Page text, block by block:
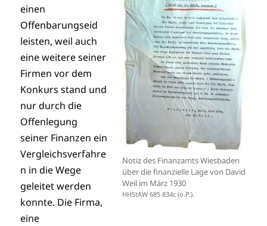
Notiz des Finanzamts Wiesbaden
über die finanzielle Lage von David
Weil im März 1930
HHStAW 685 834c (o.P.).
einen
Offenbarungseid
leisten, weil auch
eine weitere seiner
Firmen vor dem
Konkurs stand und
nur durch die
Offenlegung
seiner Finanzen ein
Vergleichsverfahre
n in die Wege
geleitet werden
konnte. Die Firma,
eine